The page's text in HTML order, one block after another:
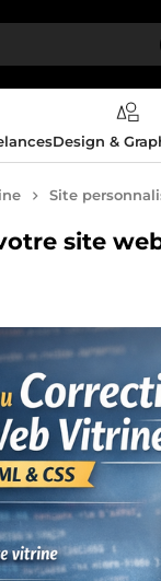
Design &
Site
site